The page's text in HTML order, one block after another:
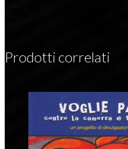
Prodotti correlati